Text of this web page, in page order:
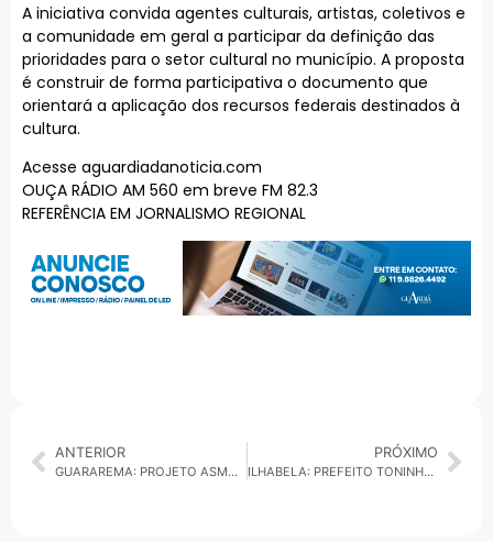
A iniciativa convida agentes culturais, artistas, coletivos e
a comunidade em geral a participar da definição das
prioridades para o setor cultural no município. A proposta
é construir de forma participativa o documento que
orientará a aplicação dos recursos federais destinados à
cultura.
Acesse aguardiadanoticia.com
OUÇA RÁDIO AM 560 em breve FM 82.3
REFERÊNCIA EM JORNALISMO REGIONAL
ANTERIOR
GUARAREMA: PROJETO ASMARA CHEGA PARA INCENTIVAR AUTONOMIA FEMININA
PRÓXIMO
ILHABELA: PREFEITO TONINHO COLUCCI ENTREGA PISCINA SEMIOLÍMPICA, NOVO BLOCO DO HOSPITAL E UBS DE CASTELHANOS